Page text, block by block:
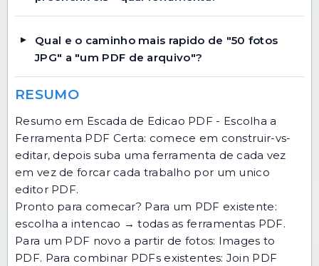
Qual e o caminho mais rapido de "50 fotos
JPG" a "um PDF de arquivo"?
RESUMO
Resumo em Escada de Edicao PDF - Escolha a
Ferramenta PDF Certa: comece em construir-vs-
editar, depois suba uma ferramenta de cada vez
em vez de forcar cada trabalho por um unico
editor PDF.
Pronto para comecar? Para um PDF existente:
escolha a intencao →todas as ferramentas PDF.
Para um PDF novo a partir de fotos: Images to
PDF. Para combinar PDFs existentes: Join PDF